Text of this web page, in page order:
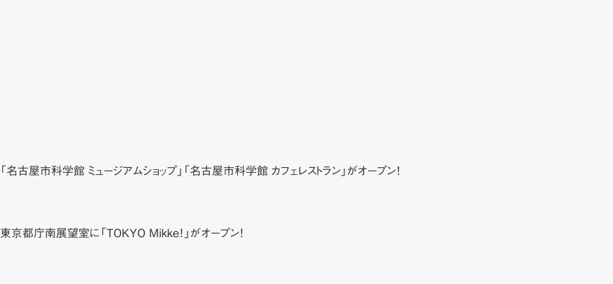
「名古屋市科学館 ミュージアムショップ」「名古屋市科学館 カフェレストラン」がオープン！
東京都庁南展望室に「TOKYO Mikke！」がオープン！